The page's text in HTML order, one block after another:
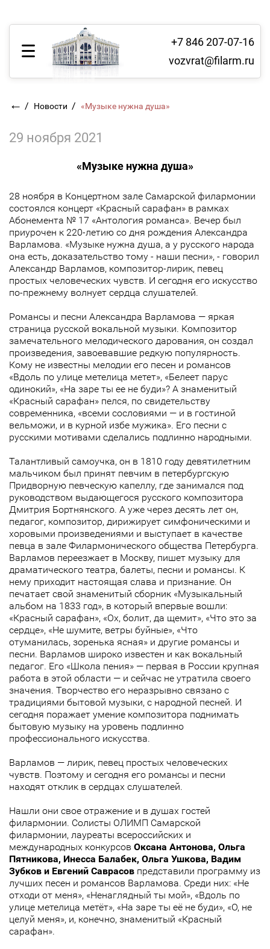
+7 846 207-07-16
vozvrat@filarm.ru
← / Новости / «Музыке нужна душа»
29 ноября 2021
«Музыке нужна душа»
28 ноября в Концертном зале Самарской филармонии
состоялся концерт «Красный сарафан» в рамках
Абонемента № 17 «Антология романса». Вечер был
приурочен к 220-летию со дня рождения Александра
Варламова. «Музыке нужна душа, а у русского народа
она есть, доказательство тому - наши песни», - говорил
Александр Варламов, композитор-лирик, певец
простых человеческих чувств. И сегодня его искусство
по-прежнему волнует сердца слушателей.
Романсы и песни Александра Варламова — яркая
страница русской вокальной музыки. Композитор
замечательного мелодического дарования, он создал
произведения, завоевавшие редкую популярность.
Кому не известны мелодии его песен и романсов
«Вдоль по улице метелица метет», «Белеет парус
одинокий», «На заре ты ее не буди»? А знаменитый
«Красный сарафан» пелся, по свидетельству
современника, «всеми сословиями — и в гостиной
вельможи, и в курной избе мужика». Его песни с
русскими мотивами сделались подлинно народными.
Талантливый самоучка, он в 1810 году девятилетним
мальчиком был принят певчим в петербургскую
Придворную певческую капеллу, где занимался под
руководством выдающегося русского композитора
Дмитрия Бортнянского. А уже через десять лет он,
педагог, композитор, дирижирует симфоническими и
хоровыми произведениями и выступает в качестве
певца в зале Филармонического общества Петербурга.
Варламов переезжает в Москву, пишет музыку для
драматического театра, балеты, песни и романсы. К
нему приходит настоящая слава и признание. Он
печатает свой знаменитый сборник «Музыкальный
альбом на 1833 год», в который впервые вошли:
«Красный сарафан», «Ох, болит, да щемит», «Что это за
сердце», «Не шумите, ветры буйные», «Что
отуманилась, зоренька ясная» и другие романсы и
песни. Варламов широко известен и как вокальный
педагог. Его «Школа пения» — первая в России крупная
работа в этой области — и сейчас не утратила своего
значения. Творчество его неразрывно связано с
традициями бытовой музыки, с народной песней. И
сегодня поражает умение композитора поднимать
бытовую музыку на уровень подлинно
профессионального искусства.
Варламов — лирик, певец простых человеческих
чувств. Поэтому и сегодня его романсы и песни
находят отклик в сердцах слушателей.
Нашли они свое отражение и в душах гостей
филармонии. Солисты ОЛИМП Самарской
филармонии, лауреаты всероссийских и
международных конкурсов Оксана Антонова, Ольга
Пятникова, Инесса Балабек, Ольга Ушкова, Вадим
Зубков и Евгений Саврасов представили программу из
лучших песен и романсов Варламова. Среди них: «Не
отходи от меня», «Ненаглядный ты мой», «Вдоль по
улице метелица метёт», «На заре ты её не буди», «О, не
целуй меня», и, конечно, знаменитый «Красный
сарафан».